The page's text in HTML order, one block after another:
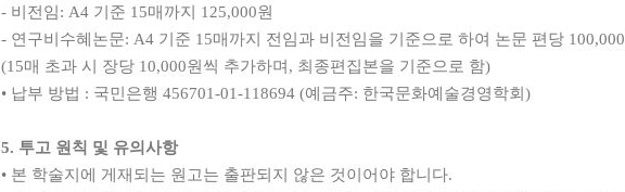
- 비전임: A4 기준 15매까지 125,000원
- 연구비수혜논문: A4 기준 15매까지 전임과 비전임을 기준으로 하여 논문 편당 100,000
(15매 초과 시 장당 10,000원씩 추가하며 , 최종편집본을 기준으로 함)
• 납부 방법 : 국민은행 456701-01-118694 (예금주: 한국문화예술경영학회 )
5. 투고 원칙 및 유의사항
• 본 학술지에 게재되는 원고는 출판되지 않은 것이어야 합니다.